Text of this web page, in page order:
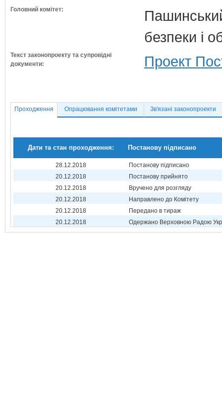
Головний комітет:
безпеки і
Текст законопроекту та супровідні
документи:
Проект
Проходження Опрацювання комітетами Зв'язані законопроекти
Дати та стан проходження: Постанову підписано
28.12.2018
Постанову підписано
20.12.2018
Постанову прийнято
20.12.2018
Вручено для розгляду
20.12.2018
Направлено до Комітету
20.12.2018
Передано в тираж
20.12.2018
Одержано Верховною Радою